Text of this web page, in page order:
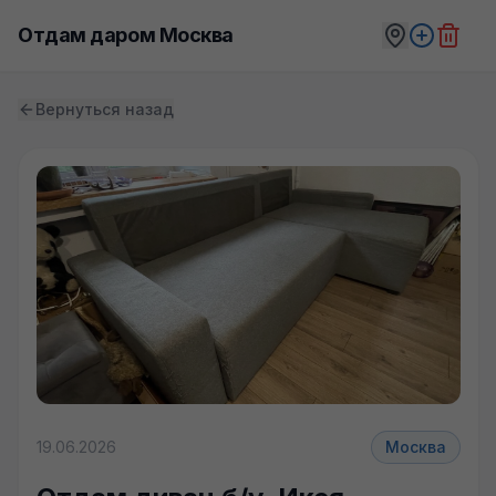
Отдам даром Москва
Вернуться назад
19.06.2026 Москва